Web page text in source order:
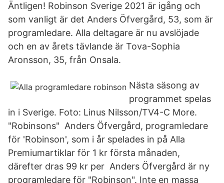
Äntligen! Robinson Sverige 2021 är igång och
som vanligt är det Anders Öfvergård, 53, som är
programledare. Alla deltagare är nu avslöjade
och en av årets tävlande är Tova-Sophia
Aronsson, 35, från Onsala.
Nästa säsong av
programmet spelas
in i Sverige. Foto: Linus Nilsson/TV4-C More.
"Robinsons" Anders Öfvergård, programledare
för 'Robinson', som i år spelades in på Alla
Premiumartiklar för 1 kr första månaden,
därefter dras 99 kr per Anders Öfvergård är ny
programledare för "Robinson". Inte en massa